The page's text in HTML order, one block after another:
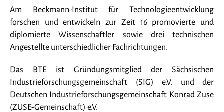
Impressum
Am Beckmann-Institut für Technologieentwicklung
forschen und entwickeln zur Zeit 16 promovierte und
diplomierte Wissenschaftler sowie drei technischen
Angestellte unterschiedlicher Fachrichtungen.
Das BTE ist Gründungsmitglied der Sächsischen
Industrieforschungsgemeinschaft (SIG) e.V. und der
Deutschen Industrieforschungsgemeinschaft Konrad Zuse
(ZUSE-Gemeinschaft) e.V.